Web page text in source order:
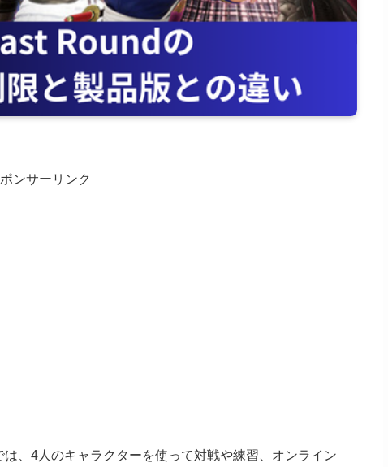
ンサーリンク
は、4人のキャラクターを使って対戦や練習、オンライン